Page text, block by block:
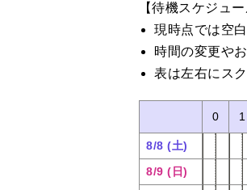
【待機スケジュ
現時点では空
時間の変更や
表は左右にス
0 1
8/8 (土)
8/9 (日)